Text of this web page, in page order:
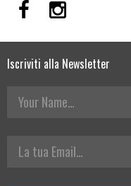
Iscriviti alla Newsletter